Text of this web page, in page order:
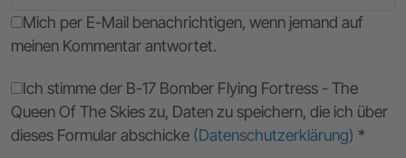
Mich per E-Mail benachrichtigen, wenn jemand auf
meinen Kommentar antwortet.
Ich stimme der B-17 Bomber Flying Fortress - The
Queen Of The Skies zu, Daten zu speichern, die ich über
dieses Formular abschicke (Datenschutzerklärung) *